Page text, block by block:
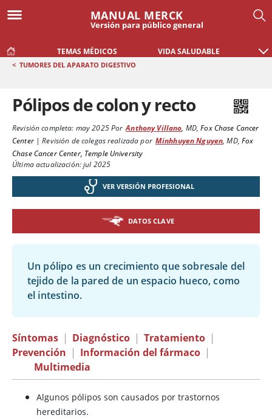
MANUAL MERCK
Versión para público general
TEMAS MÉDICOS VIDA SALUDABLE
< TUMORES DEL APARATO DIGESTIVO
Pólipos de colon y recto
Revisión completa: may 2025Por Anthony Villano, MD,Fox Chase Cancer
Center|Revisión de colegas realizada por Minhhuyen Nguyen,MD, Fox
Chase Cancer Center, Temple University
Última actualización: jul 2025
VER VERSIÓN PROFESIONAL
DATOS CLAVE
Un pólipo es un crecimiento que sobresale del
tejido de la pared de un espacio hueco, como
el intestino.
Síntomas | Diagnóstico | Tratamiento |
Prevención | Información del fármaco |
Multimedia
Algunos pólipos son causados por trastornos
hereditarios.